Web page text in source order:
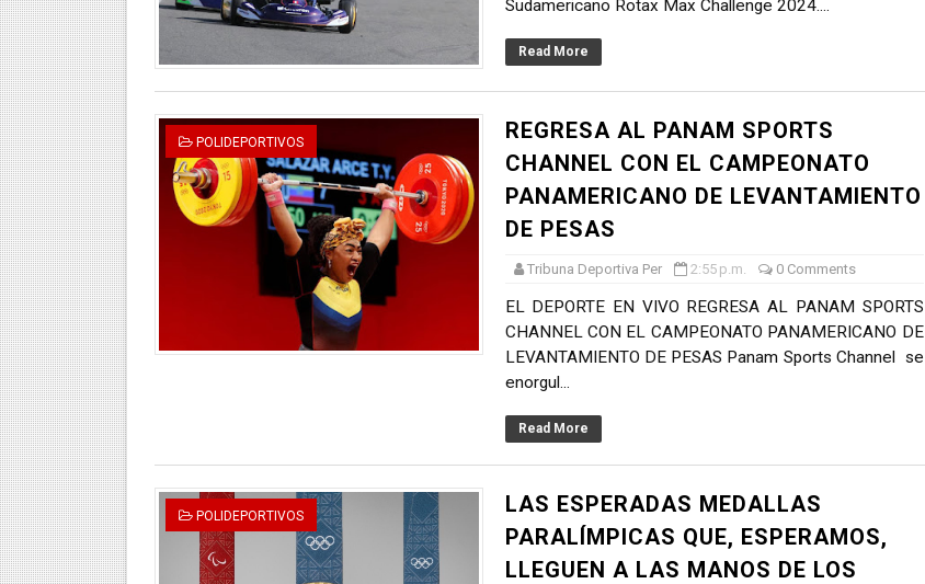
Sudamericano Rotax Max Challenge 2024....
Read More
POLIDEPORTIVOS
REGRESA AL PANAM SPORTS
CHANNEL CON EL CAMPEONATO
PANAMERICANO DE LEVANTAMIENTO
DE PESAS
Tribuna Deportiva Per 2:55 p.m. 0 Comments
EL DEPORTE EN VIVO REGRESA AL PANAM SPORTS
CHANNEL CON EL CAMPEONATO PANAMERICANO DE
LEVANTAMIENTO DE PESAS Panam Sports Channel se
enorgul...
Read More
POLIDEPORTIVOS
LAS ESPERADAS MEDALLAS
PARALÍMPICAS QUE, ESPERAMOS,
LLEGUEN A LAS MANOS DE LOS